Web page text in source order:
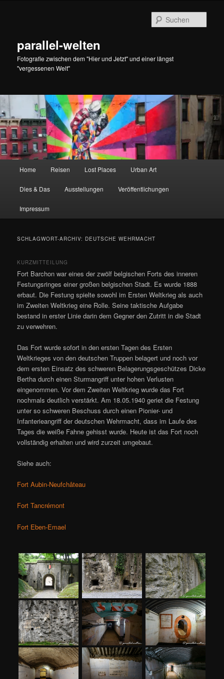
parallel-welten
Fotografie zwischen dem "Hier und Jetzt" und einer längst
"vergessenen Welt"
Home Reisen Lost Places Urban Art
Dies & Das Ausstellungen Veröffentlichungen
Impressum
SCHLAGWORT-ARCHIV: DEUTSCHE WEHRMACHT
KURZMITTEILUNG
Fort Barchon war eines der zwölf belgischen Forts des inneren
Festungsringes einer großen belgischen Stadt. Es wurde 1888
erbaut. Die Festung spielte sowohl im Ersten Weltkrieg als auch
im Zweiten Weltkrieg eine Rolle. Seine taktische Aufgabe
bestand in erster Linie darin dem Gegner den Zutritt in die Stadt
zu verwehren.
Das Fort wurde sofort in den ersten Tagen des Ersten
Weltkrieges von den deutschen Truppen belagert und noch vor
dem ersten Einsatz des schweren Belagerungsgeschützes Dicke
Bertha durch einen Sturmangriff unter hohen Verlusten
eingenommen. Vor dem Zweiten Weltkrieg wurde das Fort
nochmals deutlich verstärkt. Am 18.05.1940 geriet die Festung
unter so schweren Beschuss durch einen Pionier- und
Infanterieangriff der deutschen Wehrmacht, dass im Laufe des
Tages die weiße Fahne gehisst wurde. Heute ist das Fort noch
vollständig erhalten und wird zurzeit umgebaut.
Siehe auch:
Fort Aubin-Neufchâteau
Fort Tancrémont
Fort Eben-Emael